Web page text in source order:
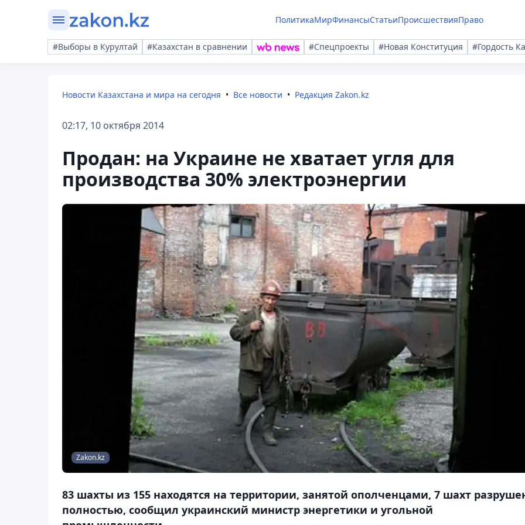
ПолитикаМирФинансыСтатьиПроисшествияПраво
#Выборы в Курултай #Казахстан в сравнении #Спецпроекты #Новая Конституция #Гордость
Новости Казахстана и мира на сегодня Все новости Редакция Zakon.kz
02:17, 10 октября 2014
Продан: на Украине не хватает угля для
производства 30% электроэнергии
Zakon.kz
83 шахты из 155 находятся на территории, занятой ополченцами, 7 шахт
полностью, сообщил украинский министр энергетики и угольной